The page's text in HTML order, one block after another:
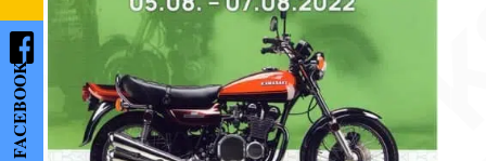
FACEBOOK